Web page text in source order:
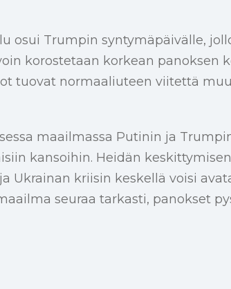
osui Trumpin syntymäpäivälle,
korostetaan korkean panoksen
tuovat normaaliuteen viitettä
maailmassa Putinin ja
kansoihin. Heidän
Ukrainan kriisin keskellä voisi
seuraa tarkasti, panokset